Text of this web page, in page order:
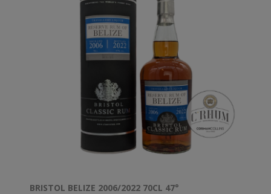
BRISTOL BELIZE 2006/2022 70CL 47°